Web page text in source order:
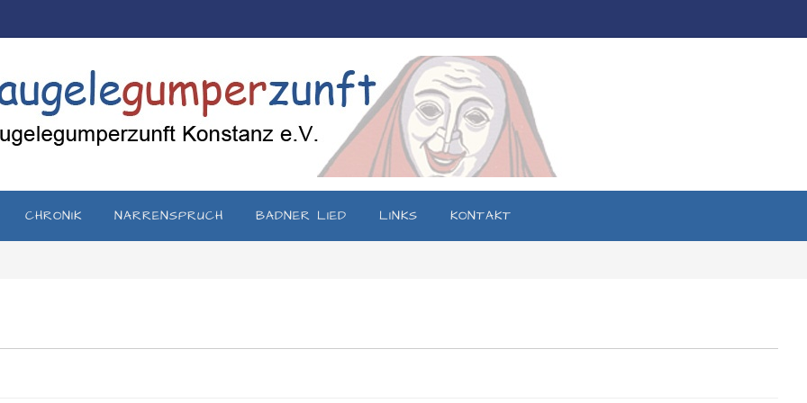
CHRONIK NARRENSPRUCH BADNER LIED LINKS KONTAKT